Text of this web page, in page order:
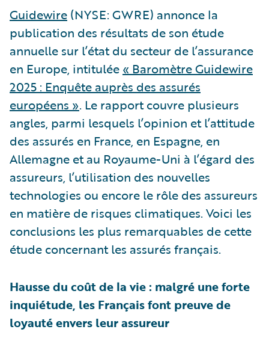
Guidewire (NYSE: GWRE) annonce la
publication des résultats de son étude
annuelle sur l’état du secteur de l’assurance
en Europe, intitulée « Baromètre Guidewire
2025 : Enquête auprès des assurés
européens ». Le rapport couvre plusieurs
angles, parmi lesquels l’opinion et l’attitude
des assurés en France, en Espagne, en
Allemagne et au Royaume-Uni à l’égard des
assureurs, l’utilisation des nouvelles
technologies ou encore le rôle des assureurs
en matière de risques climatiques. Voici les
conclusions les plus remarquables de cette
étude concernant les assurés français.
Hausse du coût de la vie : malgré une forte
inquiétude, les Français font preuve de
loyauté envers leur assureur